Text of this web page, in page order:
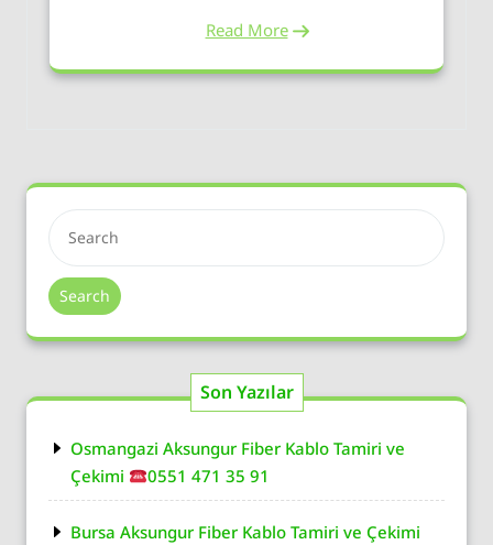
Read More
Search
Son Yazılar
Osmangazi Aksungur Fiber Kablo Tamiri ve
Çekimi
0551 471 35 91
Bursa Aksungur Fiber Kablo Tamiri ve Çekimi